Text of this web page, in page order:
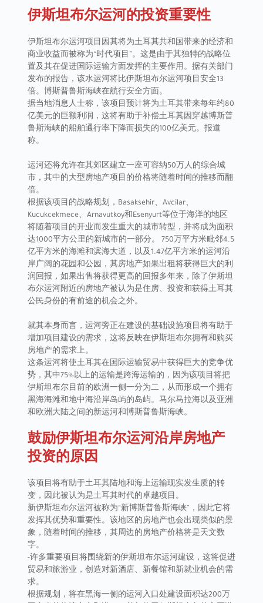
伊斯坦布尔运河的投资重要性
伊斯坦布尔运河项目因其将为土耳其共和国带来的经济和
商业收益而被称为“时代项目”。这是由于其独特的战略位
置及其在促进国际运输方面发挥的主要作用。据有关部门
发布的报告，该水运河将比伊斯坦布尔运河项目安全13
倍。博斯普鲁斯海峡在航行安全方面。
据当地消息人士称，该项目预计将为土耳其带来每年约80
亿美元的巨额利润，这将有助于补偿土耳其因穿越博斯普
鲁斯海峡的船舶通行率下降而损失的100亿美元。报道
称。
运河还将允许在其郊区建立一座可容纳50万人的综合城
市，其中的大型房地产项目的价格将随着时间的推移而翻
倍。
根据该项目的战略规划，Basaksehir、Avcilar、
Kucukcekmece、Arnavutkoy和Esenyurt等位于海洋的地区
将随着项目的开业而发生重大的城市转型，并将成为面积
达1000平方公里的新城市的一部分。 750万平方米毗邻4.5
亿平方米的海滩和滨海大道，以及1.47亿平方米的运河沿
岸广阔的花园和公园，其房地产如果出租将获得巨大的利
润回报，如果出售将获得更高的回报多年来，除了伊斯坦
布尔运河附近的房地产被认为是住房、投资和获得土耳其
公民身份的有前途的机会之外。
就其本身而言，运河旁正在建设的基础设施项目将有助于
增加项目建设的需求，这将反映在伊斯坦布尔拥有和购买
房地产的需求上。
这条运河将使土耳其在国际运输贸易中获得巨大的竞争优
势，其中75%以上的运输是跨海运输的，因为该项目将把
伊斯坦布尔目前的欧洲一侧一分为二，从而形成一个拥有
黑海海滩和地中海沿岸岛屿的岛屿。马尔马拉海以及亚洲
和欧洲大陆之间的新运河和博斯普鲁斯海峡。
鼓励伊斯坦布尔运河沿岸房地产
投资的原因
该项目将有助于土耳其陆地和海上运输现实发生质的转
变，因此被认为是土耳其时代的卓越项目。
新伊斯坦布尔运河被称为“新博斯普鲁斯海峡”，因此它将
发挥其优势和重要性。该地区的房地产也会出现类似的景
象，随着时间的推移，其周边的房地产价格将是天文数
字。
-许多重要项目将围绕新的伊斯坦布尔运河建设，这将促进
贸易和旅游业，创造对新酒店、新餐馆和新就业机会的需
求。
根据规划，将在黑海一侧的运河入口处建设面积达200万